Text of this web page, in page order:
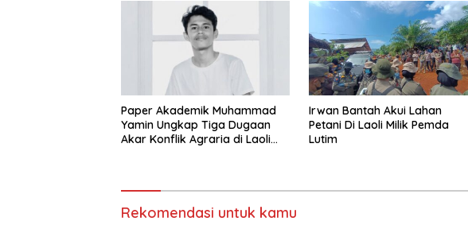
Paper Akademik Muhammad
Yamin Ungkap Tiga Dugaan
Akar Konflik Agraria di Laoli
Irwan Bantah Akui Lahan
Petani Di Laoli Milik Pemda
Lutim
Rekomendasi untuk kamu